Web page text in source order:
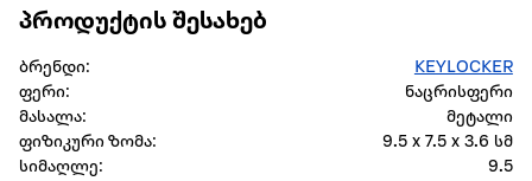
პროდუქტის შესახებ
ბრენდი:
KEYLOCKER
ფერი:
ნაცრისფერი
მასალა:
მეტალი
ფიზიკური ზომა:
9.5 x 7.5 x 3.6 სმ
სიმაღლე:
9.5